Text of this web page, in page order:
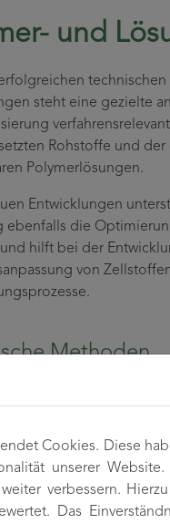
und
steht eine gezielte
Rohstoffe und der
Polymerlösungen.
Entwicklungen
ebenfalls die
und hilft bei der
von
Methoden
an Carboxyl- und
an Alkali-, Erdalkali-
Cookies. Diese
unserer
verbessern.
Das